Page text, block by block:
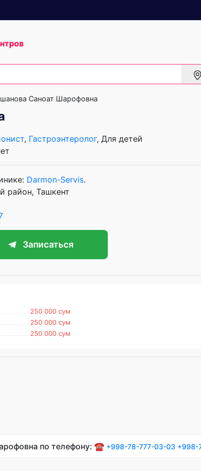
Саноат Шарофовна
, Гастроэнтеролог, Для детей
Darmon-Servis.
район, Ташкент
Записаться
250 000 сум
250 000 сум
250 000 сум
по телефону: ☎️ +998-78-777-03-03 +998-